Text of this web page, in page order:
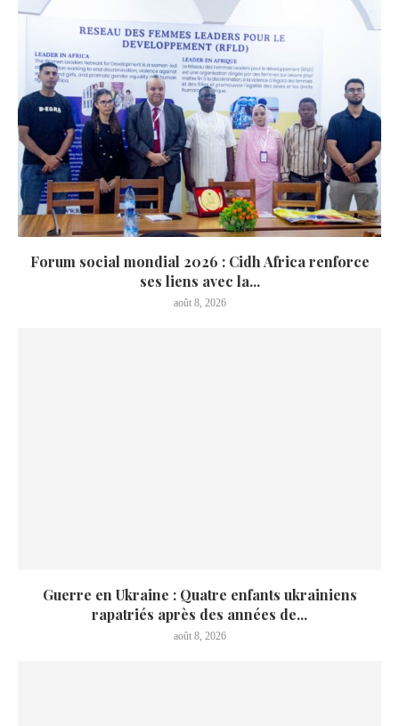
Forum social mondial 2026 : Cidh Africa renforce
ses liens avec la...
août 8, 2026
Guerre en Ukraine : Quatre enfants ukrainiens
rapatriés après des années de...
août 8, 2026